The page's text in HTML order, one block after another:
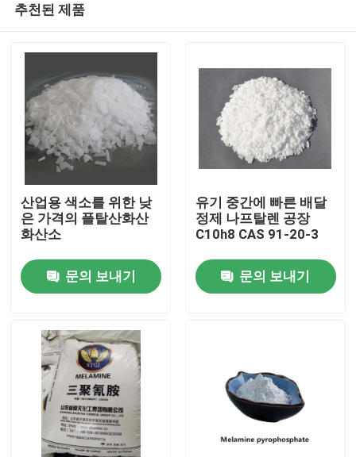
제품
비디오
추천된 제품
산업용 색소를 위한 낮
은 가격의 플탈산화산
화산소
문의 보내기
유기 중간에 빠른 배달
정제 나프탈렌 공장
C10h8 CAS 91-20-3
문의 보내기